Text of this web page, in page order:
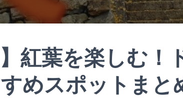
】紅葉を楽しむ！
めスポットまと